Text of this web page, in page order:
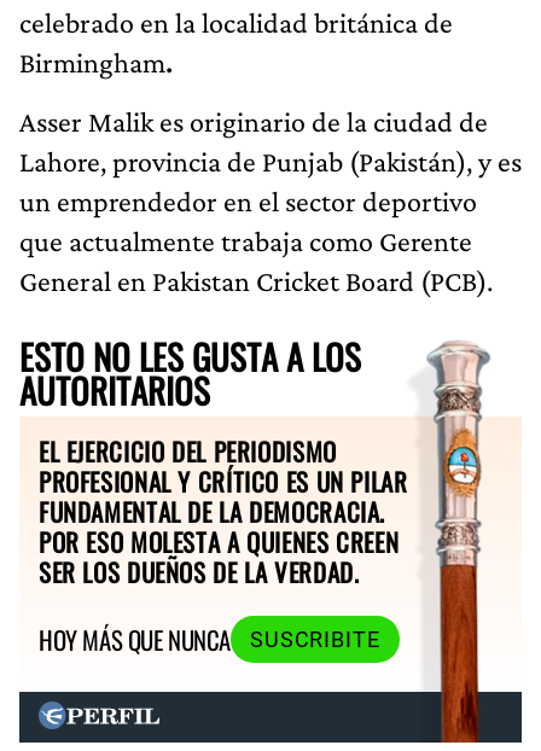
celebrado en la localidad británica de
Birmingham.
Asser Malik es originario de la ciudad de
Lahore, provincia de Punjab (Pakistán), y es
un emprendedor en el sector deportivo
que actualmente trabaja como Gerente
General en Pakistan Cricket Board (PCB).
ESTO NO LES GUSTA A LOS
AUTORITARIOS
EL EJERCICIO DEL PERIODISMO
PROFESIONAL Y CRÍTICO ES UN PILAR
FUNDAMENTAL DE LA DEMOCRACIA.
POR ESO MOLESTA A QUIENES CREEN
SER LOS DUEÑOS DE LA VERDAD.
HOY MÁS QUE NUNCA
SUSCRIBITE